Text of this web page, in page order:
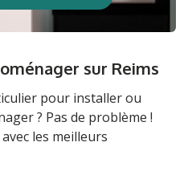
sur Reims
pour installer ou
? Pas de problème !
les meilleurs